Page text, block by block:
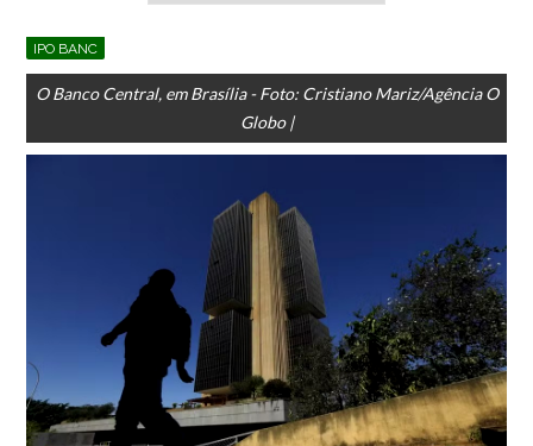
IPO BANC
O Banco Central, em Brasília - Foto: Cristiano Mariz/Agência O
Globo |